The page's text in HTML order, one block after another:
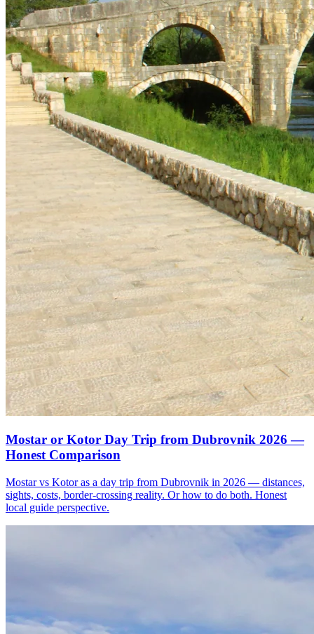
Mostar or Kotor Day Trip from Dubrovnik 2026 —
Honest Comparison
Mostar vs Kotor as a day trip from Dubrovnik in 2026 — distances,
sights, costs, border-crossing reality. Or how to do both. Honest
local guide perspective.